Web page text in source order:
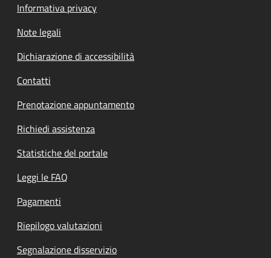
Informativa privacy
Note legali
Dichiarazione di accessibilità
Contatti
Prenotazione appuntamento
Richiedi assistenza
Statistiche del portale
Leggi le FAQ
Pagamenti
Riepilogo valutazioni
Segnalazione disservizio